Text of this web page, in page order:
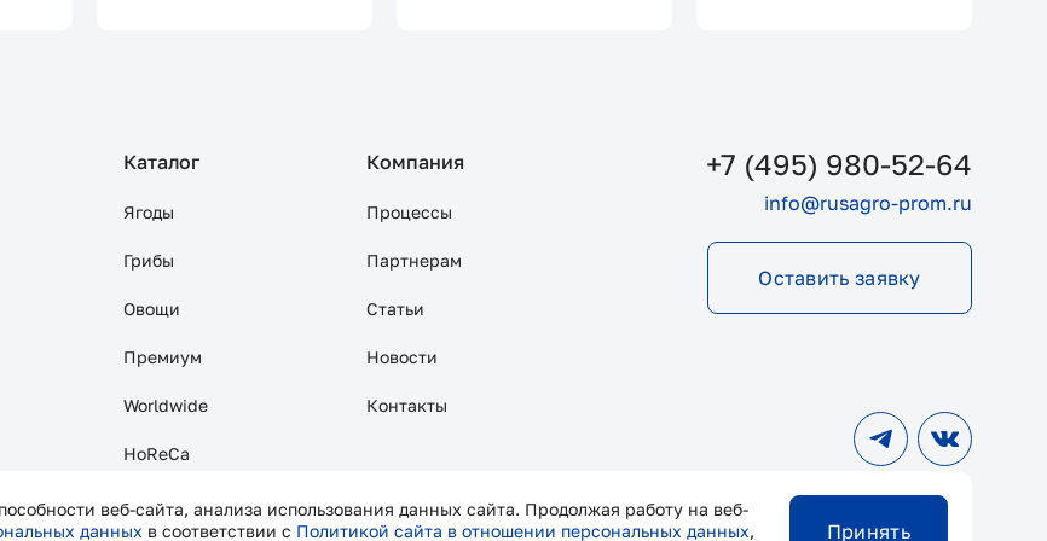
Каталог
Ягоды
Грибы
Овощи
Премиум
Worldwide
HoReCa
Компания
Процессы
Партнерам
Статьи
Новости
Контакты
+7 (495) 980-52-64
info@rusagro-prom.ru
Оставить заявку
веб-сайта, анализа использования данных сайта. Продолжая работу на веб-
данных в соответствии с Политикой сайта в отношении персональных данных, Принять